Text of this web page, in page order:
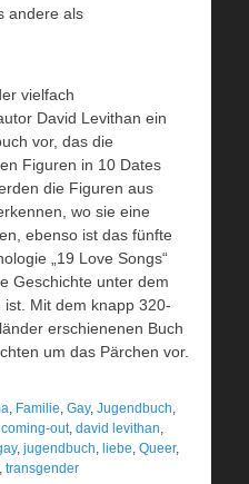
andere als
vielfach
David Levithan ein
vor, das die
Figuren in 10 Dates
die Figuren aus
wo sie eine
ebenso ist das fünfte
„19 Love Songs“
Geschichte unter dem
ist. Mit dem knapp 320-
erschienenen Buch
um das Pärchen vor.
, Familie, Gay, Jugendbuch,
coming-out, david levithan,
, jugendbuch, liebe, Queer,
, transgender